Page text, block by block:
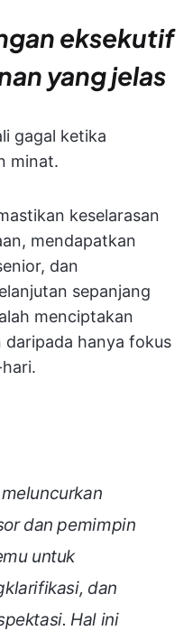
eksekutif
yang jelas
gagal ketika
minat.
keselarasan
mendapatkan
dan
sepanjang
menciptakan
daripada hanya fokus
dan pemimpin
untuk
dan
Hal ini